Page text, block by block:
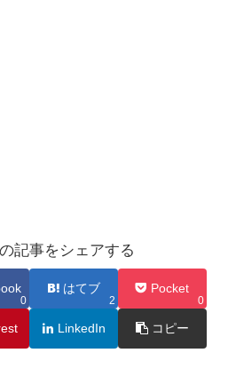
記事をシェアする
0
はてブ
2
Pocket
0
LinkedIn コピー